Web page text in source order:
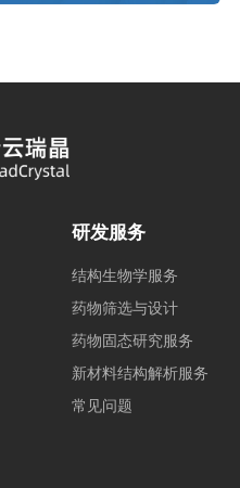
研发服务
结构生物学服务
药物筛选与设计
药物固态研究服务
新材料结构解析服务
常见问题